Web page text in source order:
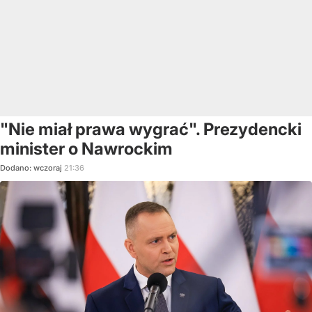
"Nie miał prawa wygrać". Prezydencki
minister o Nawrockim
Dodano: wczoraj 21:36